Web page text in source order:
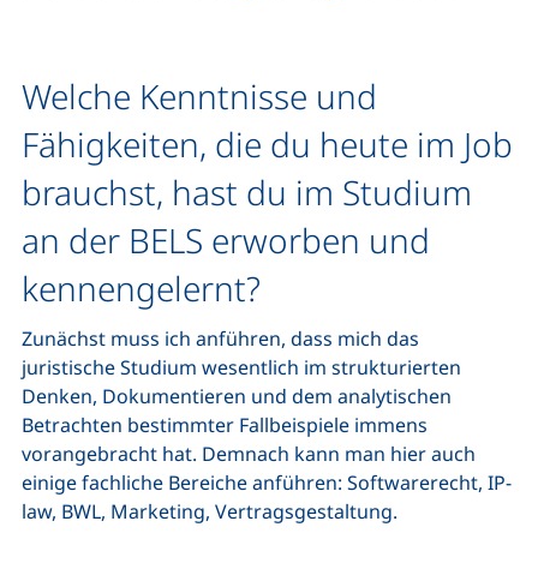
Welche Kenntnisse und
Fähigkeiten, die du heute im Job
brauchst, hast du im Studium
an der BELS erworben und
kennengelernt?
Zunächst muss ich anführen, dass mich das
juristische Studium wesentlich im strukturierten
Denken, Dokumentieren und dem analytischen
Betrachten bestimmter Fallbeispiele immens
vorangebracht hat. Demnach kann man hier auch
einige fachliche Bereiche anführen: Softwarerecht, IP-
law, BWL, Marketing, Vertragsgestaltung.